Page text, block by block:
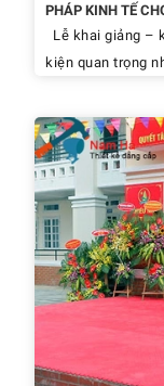
PHÁP KINH TẾ
Lễ khai giảng –
kiện quan trọng